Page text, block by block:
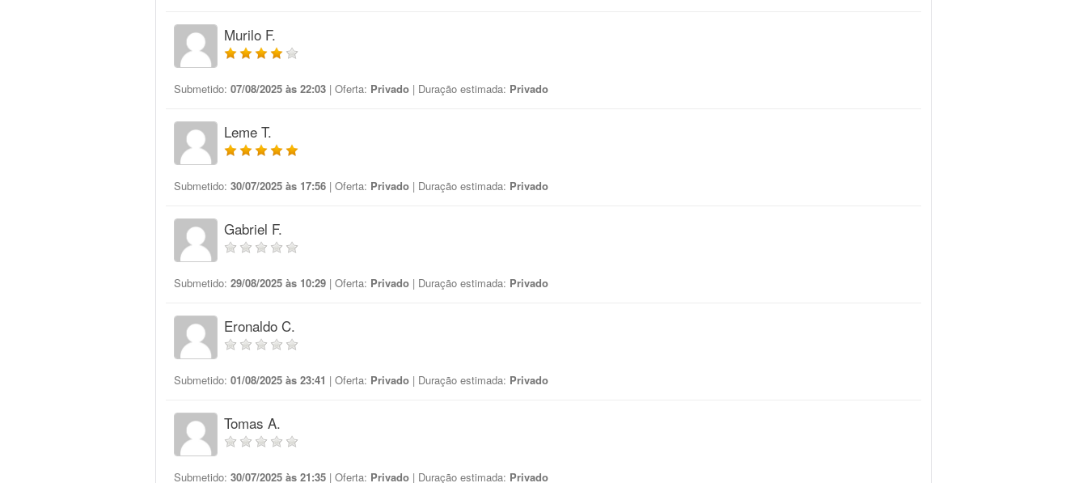
Murilo F.
Submetido: 07/08/2025 às 22:03 | Oferta: Privado | Duração estimada: Privado
Leme T.
Submetido: 30/07/2025 às 17:56 | Oferta: Privado | Duração estimada: Privado
Gabriel F.
Submetido: 29/08/2025 às 10:29 | Oferta: Privado | Duração estimada: Privado
Eronaldo C.
Submetido: 01/08/2025 às 23:41 | Oferta: Privado | Duração estimada: Privado
Tomas A.
Submetido: 30/07/2025 às 21:35 | Oferta: Privado | Duração estimada: Privado